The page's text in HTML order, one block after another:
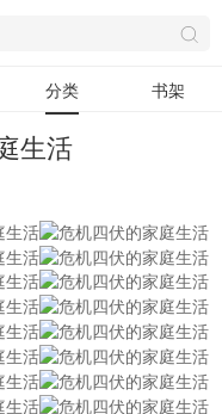
分类 书架
生活